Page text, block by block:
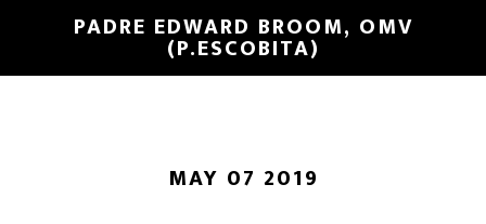
PADRE EDWARD BROOM, OMV
(P.ESCOBITA)
MAY 07 2019